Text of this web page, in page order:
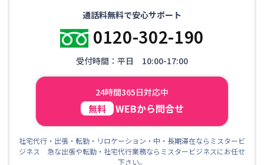
通話料無料で安心サポート
0120-302-190
受付時間：平日 10:00-17:00
24時間365日対応中
無料 WEBから問合せ
社宅代行・出張・転勤・リロケーション・中・長期滞在ならミスタービ
ジネス 急な出張や転勤・社宅代行業務ならミスタービジネスにお任せ
下さい。